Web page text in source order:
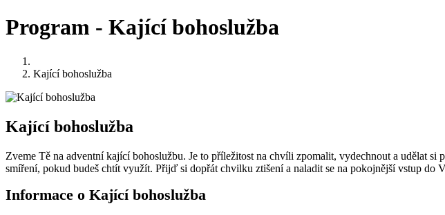
Program - Kající bohoslužba
Kající bohoslužba
Kající bohoslužba
Zveme Tě na adventní kající bohoslužbu. Je to příležitost na chvíli zpomalit, vydechnout a udělat
smíření, pokud budeš chtít využít. Přijď si dopřát chvilku ztišení a naladit se na pokojnější vstup do
Informace o Kající bohoslužba